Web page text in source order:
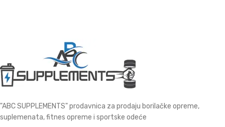
"ABC SUPPLEMENTS" prodavnica za prodaju borilačke opreme,
suplemenata, fitnes opreme i sportske odeće